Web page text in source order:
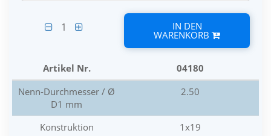
1 IN DEN
WARENKORB
Artikel Nr.
04180
Nenn-Durchmesser / Ø
D1 mm
2.50
Konstruktion
1x19